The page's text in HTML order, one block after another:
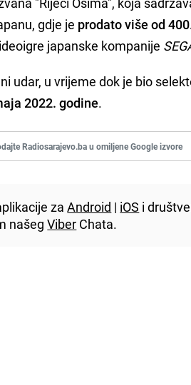
gdje je prodato više od
japanske kompanije
udar, u vrijeme dok je bio
2022. godine.
Radiosarajevo.ba u omiljene Google izvore
zaAndroid | iOS i
našegViber Chata.